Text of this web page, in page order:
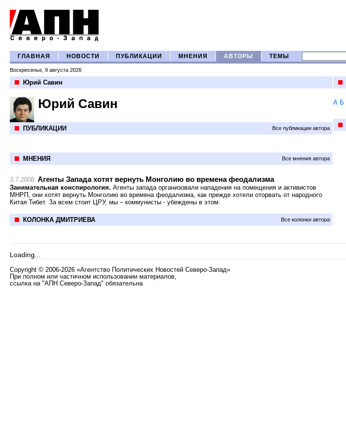
ГЛАВНАЯ НОВОСТИ ПУБЛИКАЦИИ МНЕНИЯ АВТОРЫ ТЕМЫ
Воскресенье, 9 августа 2026
Юрий Савин
Юрий Савин
ПУБЛИКАЦИИ Все публикации автора
МНЕНИЯ Все мнения автора
3.7.2008 Агенты Запада хотят вернуть Монголию во времена феодализма
Занимательная конспирология. Агенты запада организовали нападения на помещения и активистов
МНРП, они хотят вернуть Монголию во времена феодализма, как прежде хотели оторвать от народного
Китая Тибет. За всем стоит ЦРУ, мы – коммунисты - убеждены в этом.
КОЛОНКА ДМИТРИЕВА Все колонки автора
А Б
Loading...
Copyright © 2006-2026 «Агентство Политических Новостей Северо-Запад»
При полном или частичном использовании материалов,
ссылка на "АПН Северо-Запад" обязательна